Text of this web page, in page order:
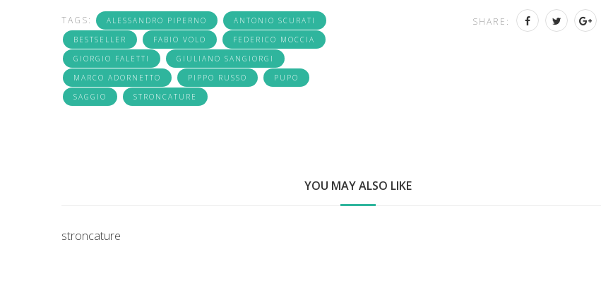
TAGS: ALESSANDRO PIPERNO
ANTONIO SCURATI
BESTSELLER
FABIO VOLO
FEDERICO MOCCIA
GIORGIO FALETTI
GIULIANO SANGIORGI
MARCO ADORNETTO
PIPPO RUSSO
PUPO
SAGGIO
STRONCATURE
SHARE:
YOU MAY ALSO LIKE
stroncature